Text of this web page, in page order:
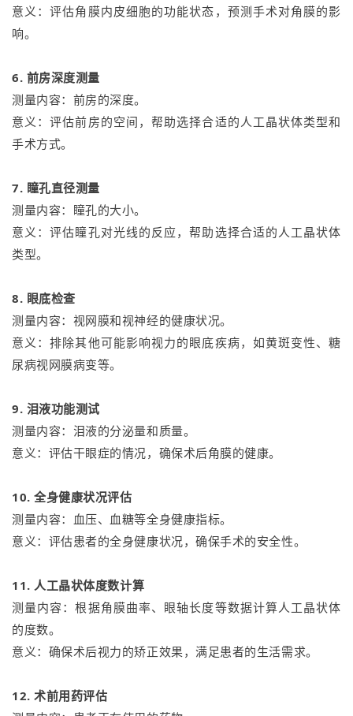
意义：评估角膜内皮细胞的功能状态，预测手术对角膜的影
响。
6. 前房深度测量
测量内容：前房的深度。
意义：评估前房的空间，帮助选择合适的人工晶状体类型和
手术方式。
7. 瞳孔直径测量
测量内容：瞳孔的大小。
意义：评估瞳孔对光线的反应，帮助选择合适的人工晶状体
类型。
8. 眼底检查
测量内容：视网膜和视神经的健康状况。
意义：排除其他可能影响视力的眼底疾病，如黄斑变性、糖
尿病视网膜病变等。
9. 泪液功能测试
测量内容：泪液的分泌量和质量。
意义：评估干眼症的情况，确保术后角膜的健康。
10. 全身健康状况评估
测量内容：血压、血糖等全身健康指标。
意义：评估患者的全身健康状况，确保手术的安全性。
11. 人工晶状体度数计算
测量内容：根据角膜曲率、眼轴长度等数据计算人工晶状体
的度数。
意义：确保术后视力的矫正效果，满足患者的生活需求。
12. 术前用药评估